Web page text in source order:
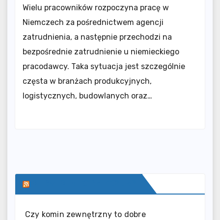
Wielu pracowników rozpoczyna pracę w
Niemczech za pośrednictwem agencji
zatrudnienia, a następnie przechodzi na
bezpośrednie zatrudnienie u niemieckiego
pracodawcy. Taka sytuacja jest szczególnie
częsta w branżach produkcyjnych,
logistycznych, budowlanych oraz…
Czy komin zewnętrzny to dobre